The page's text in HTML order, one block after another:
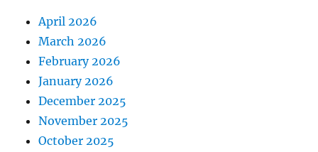
April 2026
March 2026
February 2026
January 2026
December 2025
November 2025
October 2025